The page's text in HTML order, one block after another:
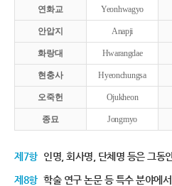
연화교 Yeonhwagyo
안압지 Anapji
화랑대 Hwarangdae
현충사 Hyeonchungsa
오죽헌 Ojukheon
종묘 Jongmyo
제7항 인명, 회사명, 단체명 등은 그동
제8항 학술 연구 논문 등 특수 분야에